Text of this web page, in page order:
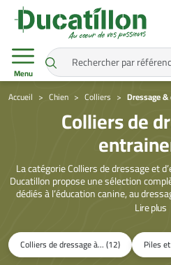
Menu
Accueil Chien Colliers Dressage
Colliers de
La catégorie Colliers de dressage et
Ducatillon propose une sélection
dédiés à l’éducation canine, au
Que vous cherchiez un collier
le repérage de votre chien,
disposition des modèles fiables,
d’utilisation. Conçus pour les chiens
Lireplus
Colliers de dressage à... (12) Piles